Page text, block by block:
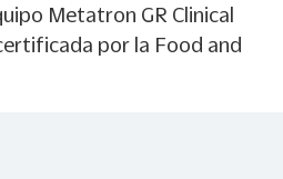
Metatron GR Clinical
por la Food and